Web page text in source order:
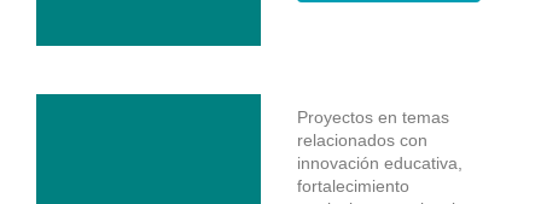
Proyectos en temas
relacionados con
innovación educativa,
fortalecimiento